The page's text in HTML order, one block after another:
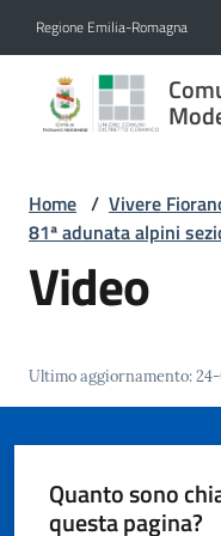
Regione Emilia-Romagna
Comune
di
Servizi
Vivere
Fiorano
Modenese
Home / Vivere
81ª adunata alpini
Video
Ultimo aggiornamento:
Quanto sono
questa pagina?